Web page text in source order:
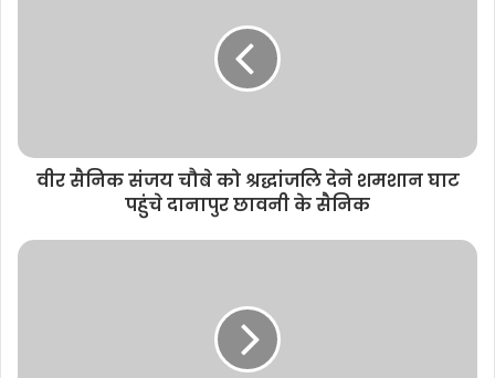
वीर सैनिक संजय चौबे को श्रद्धांजलि देने शमशान घाट
पहुंचे दानापुर छावनी के सैनिक